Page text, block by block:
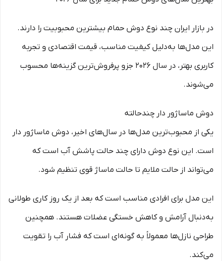
در بازار ایران چند نوع دوش حمام بیشترین محبوبیت را دارند.
این مدل‌ها به‌دلیل کیفیت مناسب، قیمت اقتصادی و تجربه
کاربری بهتر، در سال ۲۰۲۶ جزو پرفروش‌ترین گزینه‌ها محسوب
می‌شوند.
دوش ماساژور دار چندحالته
یکی از محبوب‌ترین مدل‌ها در سال‌های اخیر، دوش ماساژور دار
است. این نوع دوش دارای چند حالت پاشش آب است که
می‌تواند از حالت ملایم تا حالت ماساژ قوی تنظیم شود.
این مدل برای افرادی مناسب است که بعد از یک روز کاری طولانی
به‌دنبال آرامش و کاهش خستگی عضلات هستند. همچنین
طراحی نازل‌ها معمولاً به گونه‌ای است که فشار آب را تقویت
می‌کند.